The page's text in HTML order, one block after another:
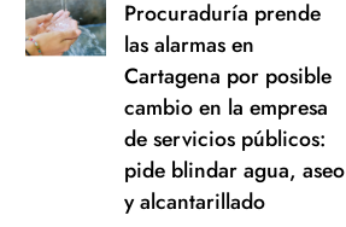
Procuraduría prende
las alarmas en
Cartagena por posible
cambio en la empresa
de servicios públicos:
pide blindar agua, aseo
y alcantarillado